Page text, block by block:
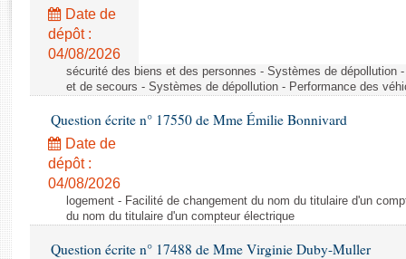
Rapports législatifs
Rapports sur l'application des lois
Baromètre de l’application des lois
Dossiers législatifs
Budget et sécurité sociale
Questions écrites et orales
Comptes rendus des débats
Date de
dépôt :
04/08/2026
sécurité des biens et des personnes - Systèmes de dépollution
et de secours - Systèmes de dépollution - Performance des
Question écrite n° 17550 de Mme Émilie Bonnivard
Date de
dépôt :
04/08/2026
logement - Facilité de changement du nom du titulaire d'un
du nom du titulaire d'un compteur électrique
Question écrite n° 17488 de Mme Virginie Duby-Muller